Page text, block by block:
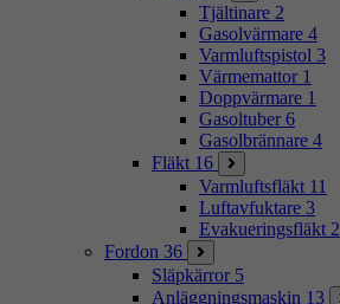
Tjältinare 2
Gasolvärmare 4
Varmluftspistol 3
Värmemattor 1
Doppvärmare 1
Gasoltuber 6
Gasolbrännare 4
Fläkt 16
Varmluftsfläkt 11
Luftavfuktare 3
Evakueringsfläkt 2
Fordon 36
Släpkärror 5
Anläggningsmaskin 13